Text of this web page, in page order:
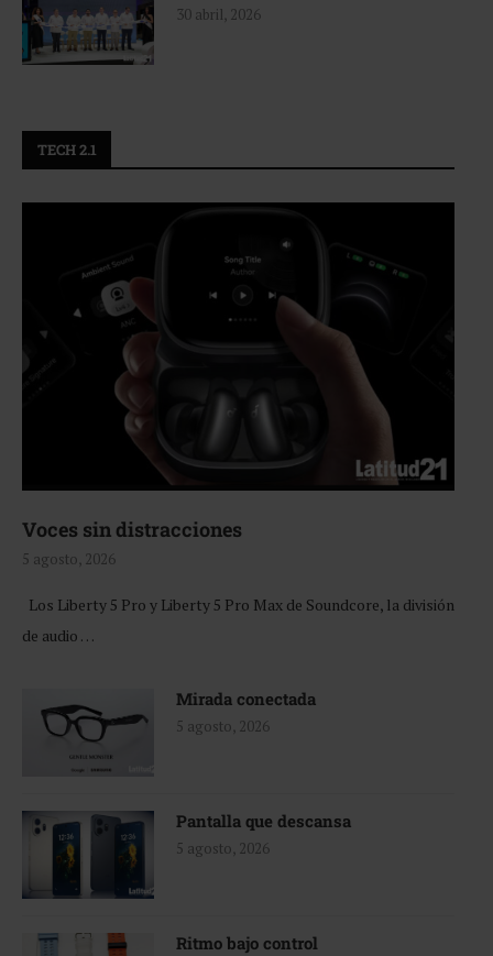
30 abril, 2026
TECH 2.1
Voces sin distracciones
5 agosto, 2026
Los Liberty 5 Pro y Liberty 5 Pro Max de Soundcore, la división
de audio …
Mirada conectada
5 agosto, 2026
Pantalla que descansa
5 agosto, 2026
Ritmo bajo control